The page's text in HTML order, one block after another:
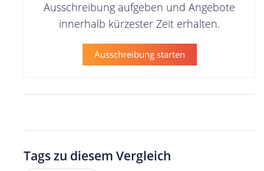
Ausschreibung aufgeben und Angebote
innerhalb kürzester Zeit erhalten.
Ausschreibung starten
Tags zu diesem Vergleich